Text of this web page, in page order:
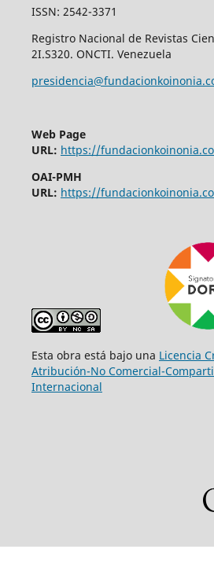
ISSN: 2542-3371
Registro Nacional de Revistas
2I.S320. ONCTI. Venezuela
Web Page
URL: https://
OAI-PMH
URL: https://
Esta obra está bajo una Licencia
Atribución-No Comercial-
Internacional